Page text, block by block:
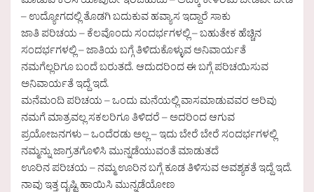
– ಉದ್ಯೋಗದಲ್ಲಿ ತೊಡಗಿ ಬದುಕುವ ಹವ್ಯಾಸ ಇದ್ದಾರೆ ಸಾಕು
ಜಾತಿ ಪರಿಚಯ – ಕೆಲವೊಂದು ಸಂದರ್ಭಗಳಲ್ಲಿ – ಬಹುತೇಕ ಹೆಚ್ಚಿನ
ಸಂದರ್ಭಗಳಲ್ಲಿ – ಜಾತಿಯ ಬಗ್ಗೆ ತಿಳಿದುಕೊಳ್ಳುವ ಅನಿವಾರ್ಯತೆ
ನಮಗೆಲ್ಲರಿಗೂ ಬಂದೆ ಬರುತದೆ. ಆದುದರಿಂದ ಈ ಬಗ್ಗೆ ಪರಿಚಯಿಸುವ
ಅನಿವಾರ್ಯತೆ ಇದ್ದೆ ಇದೆ.
ಮನೆಮಂದಿ ಪರಿಚಯ – ಒಂದು ಮನೆಯಲ್ಲಿ ವಾಸಮಾಡುವವರ ಅರಿವು
ನಮಗೆ ಮಾತ್ರವಲ್ಲ ಸಕಲರಿಗೂ ತಿಳಿದರೆ – ಅದರಿಂದ ಆಗುವ
ಪ್ರಯೋಜನಗಳು – ಒಂದೆರಡು ಅಲ್ಲ – ಇದು ಬೇರೆ ಬೇರೆ ಸಂದರ್ಭಗಳಲ್ಲಿ
ನಮ್ಮನ್ನು ಜಾಗ್ರತಗೊಳಿಸಿ ಮುನ್ನಡೆಯುವಂತೆ ಮಾಡುತದೆ
ಊರಿನ ಪರಿಚಯ – ನಮ್ಮ ಊರಿನ ಬಗ್ಗೆ ಕೂಡ ತಿಳಿಸುವ ಅವಶ್ಯಕತೆ ಇದ್ದೆ ಇದೆ.
ನಾವು ಇತ್ತ ದೃಷ್ಟಿ ಹಾಯಿಸಿ ಮುನ್ನಡೆಯೋಣ